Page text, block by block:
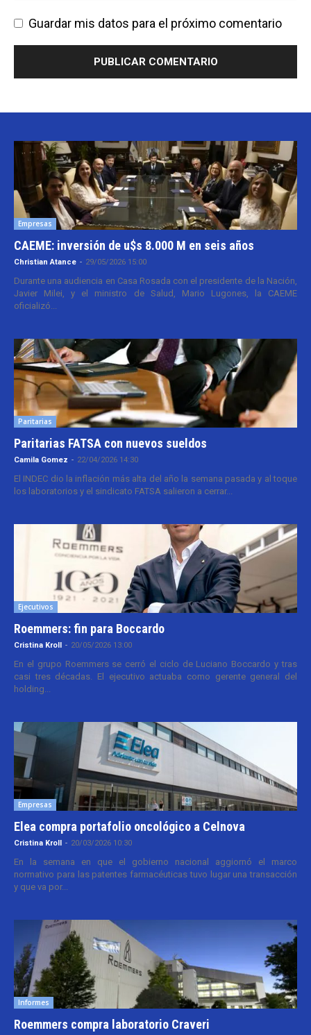
Guardar mis datos para el próximo comentario
Empresas
CAEME: inversión de u$s 8.000 M en seis años
Christian Atance - 29/05/2026 15:00
Durante una audiencia en Casa Rosada con el presidente de la Nación,
Javier Milei, y el ministro de Salud, Mario Lugones, la CAEME
oficializó...
Paritarias
Paritarias FATSA con nuevos sueldos
Camila Gomez - 22/04/2026 14:30
El INDEC dio la inflación más alta del año la semana pasada y al toque
los laboratorios y el sindicato FATSA salieron a cerrar...
Ejecutivos
Roemmers: fin para Boccardo
Cristina Kroll - 20/05/2026 13:00
En el grupo Roemmers se cerró el ciclo de Luciano Boccardo y tras
casi tres décadas. El ejecutivo actuaba como gerente general del
holding...
Empresas
Elea compra portafolio oncológico a Celnova
Cristina Kroll - 20/03/2026 10:30
En la semana en que el gobierno nacional aggiornó el marco
normativo para las patentes farmacéuticas tuvo lugar una transacción
y que va por...
Informes
Roemmers compra laboratorio Craveri